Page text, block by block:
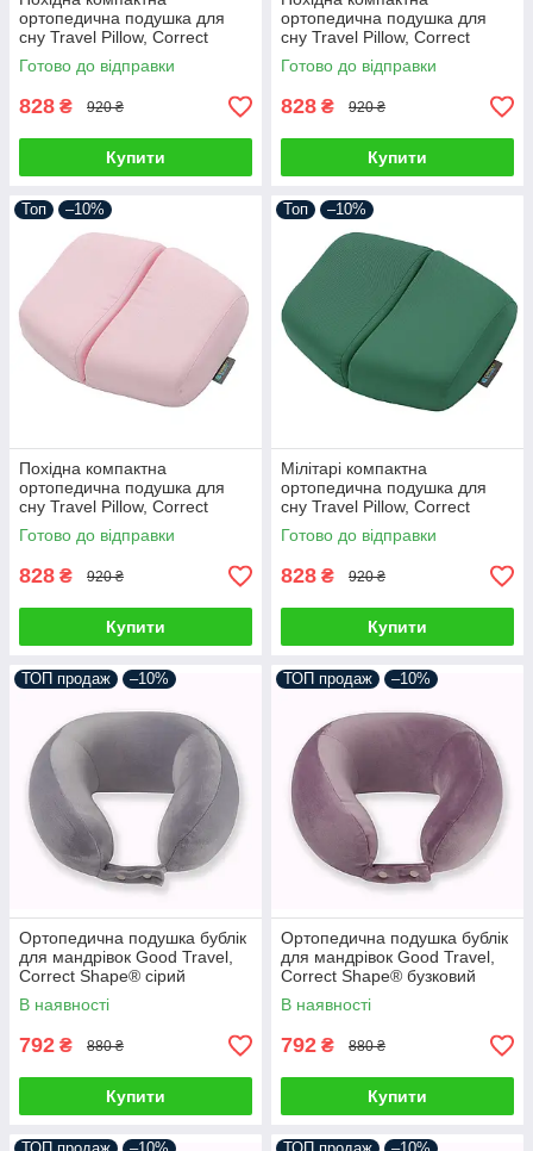
ортопедична подушка для
сну Travel Pillow, Correct
Shape® (розмір L) бежевий
Готово до відправки
828 ₴ 920 ₴
Купити
ортопедична подушка для
сну Travel Pillow, Correct
Shape® (розмір L) бузковий
Готово до відправки
828 ₴ 920 ₴
Купити
Топ –10%
Похідна компактна
ортопедична подушка для
сну Travel Pillow, Correct
Shape® (розмір L) пудра
Готово до відправки
828 ₴ 920 ₴
Купити
Топ –10%
Мілітарі компактна
ортопедична подушка для
сну Travel Pillow, Correct
Shape® (розмір L) трав'яний
Готово до відправки
828 ₴ 920 ₴
Купити
ТОП продаж –10%
Ортопедична подушка бублік
для мандрівок Good Travel,
Correct Shape® сірий
В наявності
792 ₴ 880 ₴
Купити
ТОП продаж –10%
Ортопедична подушка бублік
для мандрівок Good Travel,
Correct Shape® бузковий
В наявності
792 ₴ 880 ₴
Купити